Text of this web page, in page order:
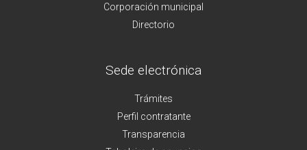
Corporación municipal
Directorio
Sede electrónica
Trámites
Perfil contratante
Transparencia